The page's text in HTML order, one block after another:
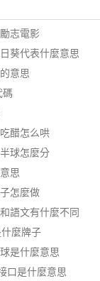
志電影
葵代表什麼意思
意思
碼
醋怎么哄
球怎麼分
思
怎麼做
語文有什麼不同
麼牌子
是什麼意思
口是什麼意思